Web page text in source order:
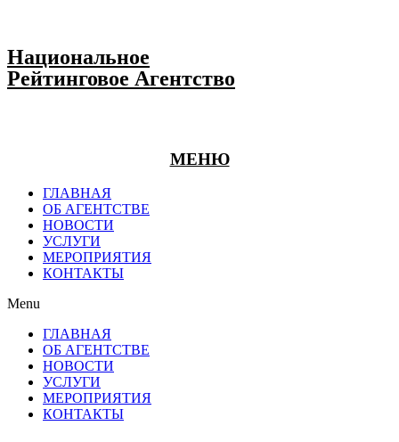
Национальное
Рейтинговое Агентство
МЕНЮ
ГЛАВНАЯ
ОБ АГЕНТСТВЕ
НОВОСТИ
УСЛУГИ
МЕРОПРИЯТИЯ
КОНТАКТЫ
Menu
ГЛАВНАЯ
ОБ АГЕНТСТВЕ
НОВОСТИ
УСЛУГИ
МЕРОПРИЯТИЯ
КОНТАКТЫ